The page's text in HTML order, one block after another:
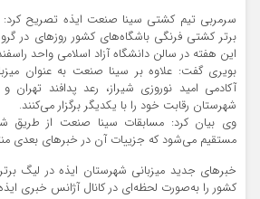
سرمربی تیم کشتی سینا صنعت ایذه تصریح
برتر کشتی فرنگی باشگاه‌های کشور روزهای در
این هفته در سالن دانشگاه آزاد اسلامی واحد
بویری گفت: علاوه بر سینا صنعت به عنوان
آکادمی امید نوروزی شیراز، رعد پدافند تهران
شهرستان رقا‌بت خود را با یکدیگر برگزار می‌کنند‌.
وی بیان کرد: مسابقات سینا صنعت از طریق
مستقیم می‌شود که جزییات آن در خبرهای بعدی
خبرهای جدید میزبانی شهرستان ایذه در لیگ
کشور را به‌صورت لحظه‌ای در کانال آژانس خبری